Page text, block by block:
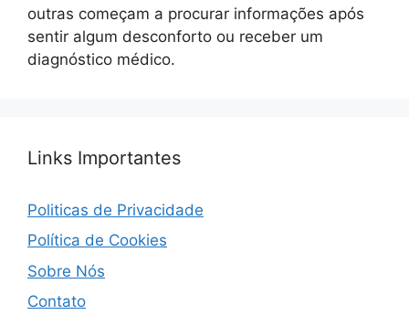
outras começam a procurar informações após
sentir algum desconforto ou receber um
diagnóstico médico.
Links Importantes
Politicas de Privacidade
Política de Cookies
Sobre Nós
Contato